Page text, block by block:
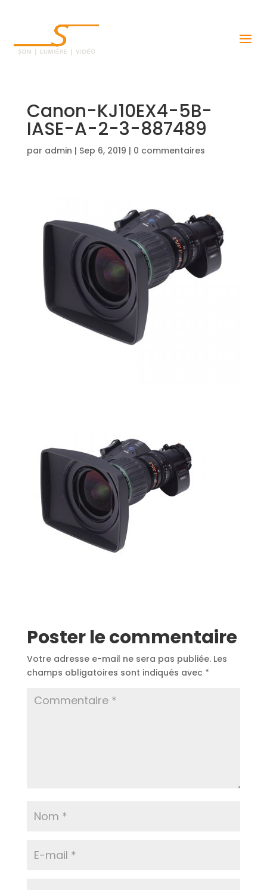
Canon-KJ10EX4-5B-
IASE-A-2-3-887489
par admin | Sep 6, 2019 | 0 commentaires
Poster le commentaire
Votre adresse e-mail ne sera pas publiée. Les
champs obligatoires sont indiqués avec *